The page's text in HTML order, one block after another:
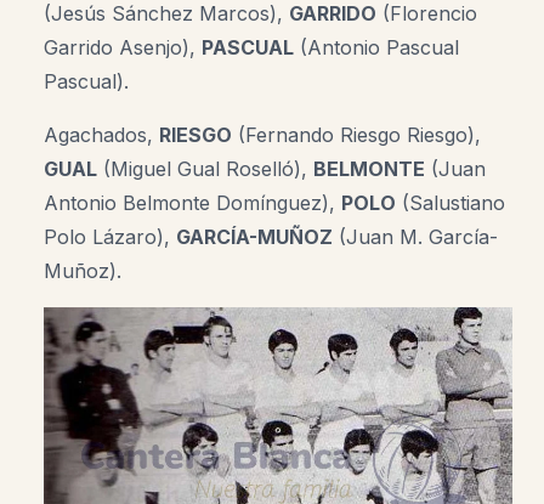
(Jesús Sánchez Marcos), GARRIDO (Florencio
Garrido Asenjo), PASCUAL (Antonio Pascual
Pascual).
Agachados, RIESGO (Fernando Riesgo Riesgo),
GUAL (Miguel Gual Roselló), BELMONTE (Juan
Antonio Belmonte Domínguez), POLO (Salustiano
Polo Lázaro), GARCÍA-MUÑOZ (Juan M. García-
Muñoz).